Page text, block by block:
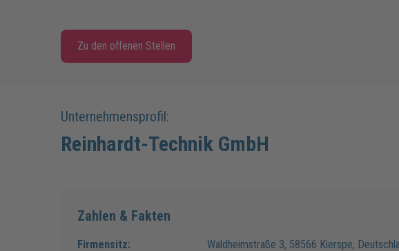
Zu den offenen Stellen
Unternehmensprofil:
Reinhardt-Technik GmbH
Zahlen & Fakten
Firmensitz: Waldheimstraße 3, 58566 Kierspe,